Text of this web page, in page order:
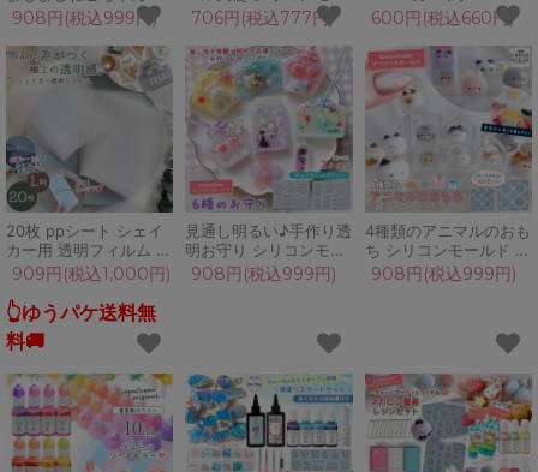
リコンモールド レジン
型 顔 猫 手作り ドロッ
プシール UVレジン ク
ラフト GreenOceanオ
リジナル♪
908円(税込999円)
ルド レジン型 セット
動物 うさぎ くま テデ
ィベア 天使の羽 羽根
大きい キーホルダー 半
立体 3d UVレジン クラ
フト
706円(税込777円)
全5色 平芯 撹拌ボール
入り シルバー レッド
イエロー ブルー グリー
ン ホログラム 虹色 偏
光カラー 塗装 クラフト
600円(税込660円)
20枚 ppシート シェイ
カー用 透明フィルム L
判 セット 透明シート
カシャカシャ シール帳
専用 上質 保護フィルム
シャカシャカ レジン ク
ラフト モールド
909円(税込1,000円)
👆ゆうパケ送料無
料🚚
見通し明るい♪手作り透
明お守り シリコンモー
ルド シェイカーモール
ド レジン型 推し活 合
908円(税込999円)
4種類のアニマルのおも
ち シリコンモールド 大
小セット レジン型 動物
顔 猫 立体 3d UVレジ
908円(税込999円)